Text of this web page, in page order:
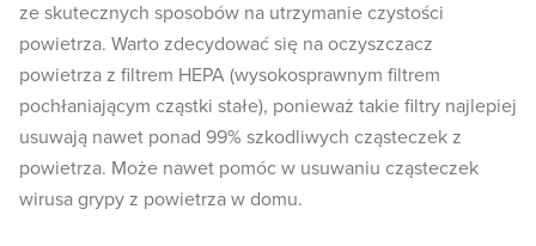
ze skutecznych sposobów na utrzymanie czystości
powietrza. Warto zdecydować się na oczyszczacz
powietrza z filtrem HEPA (wysokosprawnym filtrem
pochłaniającym cząstki stałe), ponieważ takie filtry najlepiej
usuwają nawet ponad 99% szkodliwych cząsteczek z
powietrza. Może nawet pomóc w usuwaniu cząsteczek
wirusa grypy z powietrza w domu.